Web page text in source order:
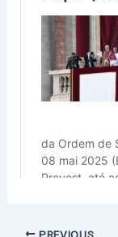
PREVIOUS